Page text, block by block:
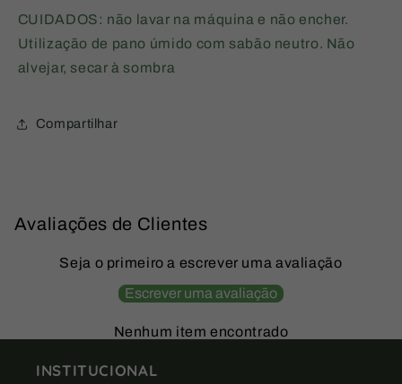
CUIDADOS: não lavar na máquina e não encher.
Utilização de pano úmido com sabão neutro. Não
alvejar, secar à sombra
Compartilhar
Avaliações de Clientes
Seja o primeiro a escrever uma avaliação
Escrever uma avaliação
Nenhum item encontrado
INSTITUCIONAL